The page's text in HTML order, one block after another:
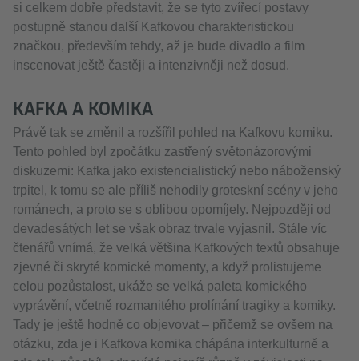
si celkem dobře představit, že se tyto zvířecí postavy
postupně stanou další Kafkovou charakteristickou
značkou, především tehdy, až je bude divadlo a film
inscenovat ještě častěji a intenzivněji než dosud.
KAFKA A KOMIKA
Právě tak se změnil a rozšířil pohled na Kafkovu komiku.
Tento pohled byl zpočátku zastřený světonázorovými
diskuzemi: Kafka jako existencialistický nebo náboženský
trpitel, k tomu se ale příliš nehodily groteskní scény v jeho
románech, a proto se s oblibou opomíjely. Nejpozději od
devadesátých let se však obraz trvale vyjasnil. Stále víc
čtenářů vnímá, že velká většina Kafkových textů obsahuje
zjevné či skryté komické momenty, a když prolistujeme
celou pozůstalost, ukáže se velká paleta komického
vyprávění, včetně rozmanitého prolínání tragiky a komiky.
Tady je ještě hodně co objevovat – přičemž se ovšem na
otázku, zda je i Kafkova komika chápána interkulturně a